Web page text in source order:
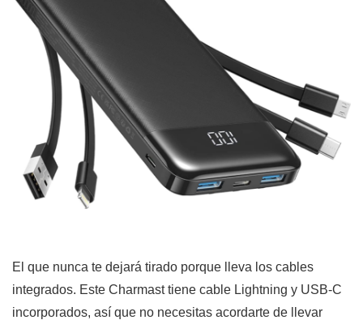
El que nunca te dejará tirado porque lleva los cables
integrados. Este Charmast tiene cable Lightning y USB-C
incorporados, así que no necesitas acordarte de llevar